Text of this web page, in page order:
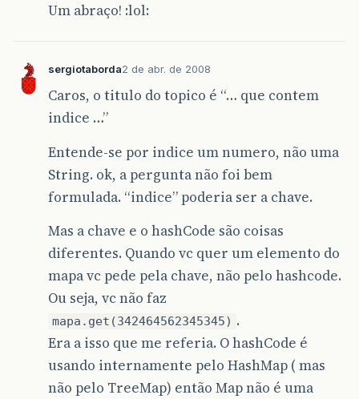
Um abraço! :lol:
sergiotaborda2 de abr. de 2008
Caros, o titulo do topico é “… que contem
indice …”
Entende-se por indice um numero, não uma
String. ok, a pergunta não foi bem
formulada. “indice” poderia ser a chave.
Mas a chave e o hashCode são coisas
diferentes. Quando vc quer um elemento do
mapa vc pede pela chave, não pelo hashcode.
Ou seja, vc não faz
mapa.get(342464562345345) .
Era a isso que me referia. O hashCode é
usando internamente pelo HashMap ( mas
não pelo TreeMap) então Map não é uma